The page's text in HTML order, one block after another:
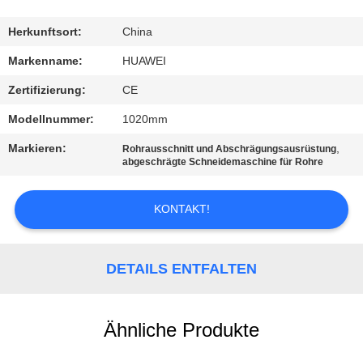
QUALITÄTSKONTROLLE
TRETEN
SIE
MIT
IN
VERBINDUNG
NACHRICHTEN
FORDERN
Herkunftsort: China
Markenname: HUAWEI
Zertifizierung: CE
Modellnummer: 1020mm
Markieren: Rohrausschnitt und Abschrägungsausrüstung,
abgeschrägte Schneidemaschine für Rohre
KONTAKT!
DETAILS ENTFALTEN
Ähnliche Produkte